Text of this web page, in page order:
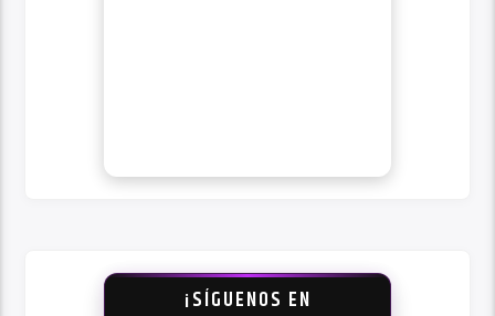
¡SÍGUENOS EN